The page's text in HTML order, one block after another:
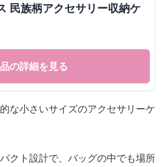
民族柄アクセサリー収納ケ
の詳細を見る
な小さいサイズのアクセサリーケ
クト設計で、バッグの中でも場所